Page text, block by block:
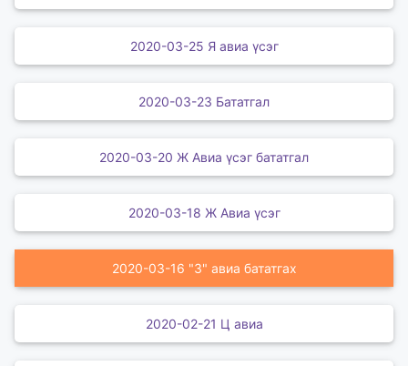
2020-03-25 Я авиа үсэг
2020-03-23 Бататгал
2020-03-20 Ж Авиа үсэг бататгал
2020-03-18 Ж Авиа үсэг
2020-03-16 "З" авиа бататгах
2020-02-21 Ц авиа